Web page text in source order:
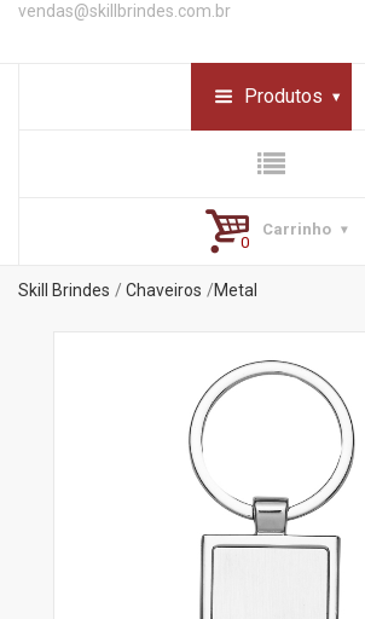
vendas@skillbrindes.com.br
Produtos
Carrinho
Skill Brindes Chaveiros Metal